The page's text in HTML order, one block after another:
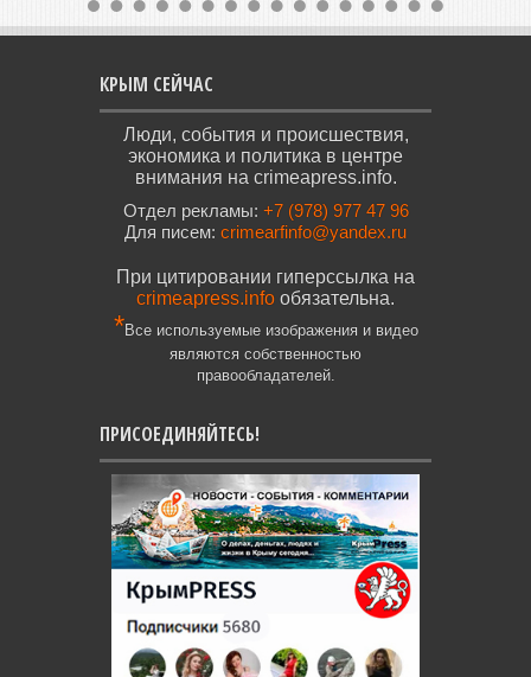
КРЫМ СЕЙЧАС
Люди, события и происшествия,
экономика и политика в центре
внимания на crimeapress.info.
Отдел рекламы: +7 (978) 977 47 96
Для писем: crimearfinfo@yandex.ru
При цитировании гиперссылка на
crimeapress.info обязательна.
*Все используемые изображения и видео
являются собственностью
правообладателей.
ПРИСОЕДИНЯЙТЕСЬ!